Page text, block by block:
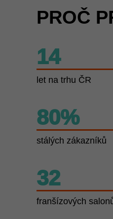
32
PROČ
franšízových
14
let na trhu ČR
80%
stálých zákazníků